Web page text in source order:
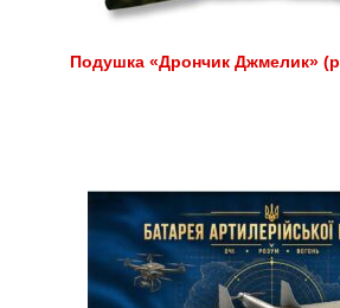
Подушка «Дрончик Джмелик»